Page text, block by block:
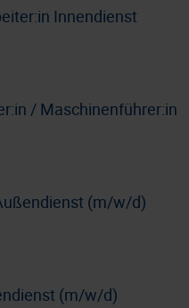
Innendienst
/ Maschinenführer:in
(m/w/d)
(m/w/d)